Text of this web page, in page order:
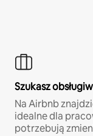
Szukasz
Na Airbnb
idealne dla
potrzebują